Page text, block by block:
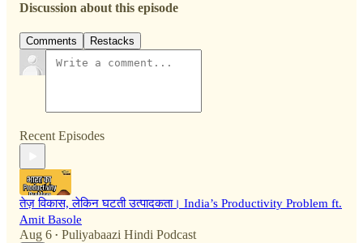
Discussion about this episode
Comments Restacks
Recent Episodes
तेज़ विकास, लेकिन घटती उत्पादकता। India’s Productivity Problem ft.
Amit Basole
Aug 6 • Puliyabaazi Hindi Podcast